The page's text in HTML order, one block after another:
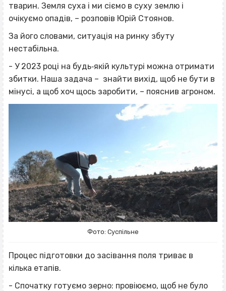
тварин. Земля суха і ми сіємо в суху землю і
очікуємо опадів, – розповів Юрій Стоянов.
За його словами, ситуація на ринку збуту
нестабільна.
- У 2023 році на будь‐якій культурі можна отримати
збитки. Наша задача – знайти вихід, щоб не бути в
мінусі, а щоб хоч щось заробити, – пояснив агроном.
Фото: Суспільне
Процес підготовки до засівання поля триває в
кілька етапів.
- Спочатку готуємо зерно: провіюємо, щоб не було